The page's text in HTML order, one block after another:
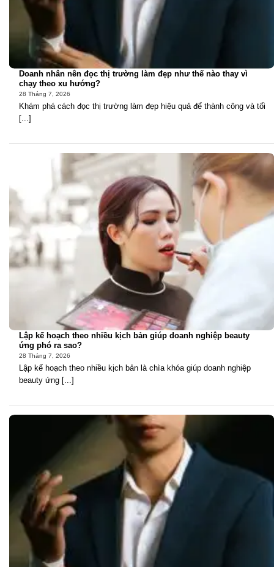
Doanh nhân nên đọc thị trường làm đẹp như thế nào thay vì
chạy theo xu hướng?
28 Tháng 7, 2026
Khám phá cách đọc thị trường làm đẹp hiệu quả để thành công và tối
[...]
Lập kế hoạch theo nhiều kịch bản giúp doanh nghiệp beauty
ứng phó ra sao?
28 Tháng 7, 2026
Lập kế hoạch theo nhiều kịch bản là chìa khóa giúp doanh nghiệp
beauty ứng [...]